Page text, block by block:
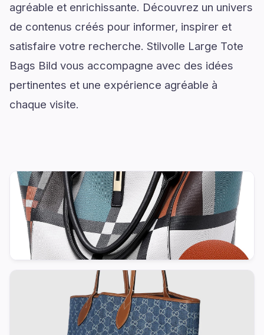
agréable et enrichissante. Découvrez un univers
de contenus créés pour informer, inspirer et
satisfaire votre recherche. Stilvolle Large Tote
Bags Bild vous accompagne avec des idées
pertinentes et une expérience agréable à
chaque visite.